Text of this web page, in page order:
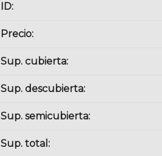
ID:
Precio:
Sup. cubierta:
Sup. descubierta:
Sup. semicubierta:
Sup. total: